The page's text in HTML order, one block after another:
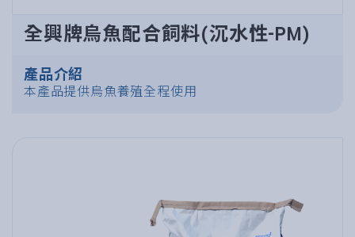
全興牌烏魚配合飼料(沉水性-PM)
產品介紹
本產品提供烏魚養殖全程使用